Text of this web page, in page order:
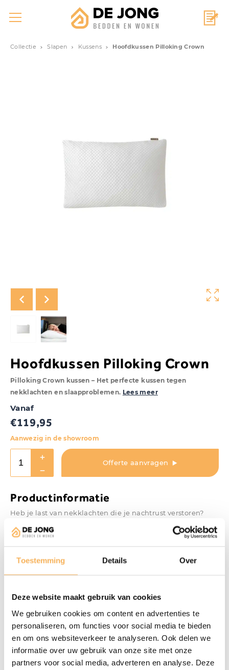
Toestemming Details Over
Deze website maakt gebruik van cookies
We gebruiken cookies om content en advertenties te
personaliseren, om functies voor social media te bieden
en om ons websiteverkeer te analyseren. Ook delen we
informatie over uw gebruik van onze site met onze
partners voor social media, adverteren en analyse. Deze
Collectie Slapen Kussens Hoofdkussen Pilloking Crown
Hoofdkussen Pilloking Crown
Pilloking Crown kussen – Het perfecte kussen tegen
nekklachten en slaapproblemen. Lees meer
Vanaf
€119,95
Aanwezig in de showroom
Offerte aanvragen
Productinformatie
Heb je last van nekklachten die je nachtrust verstoren?
Ben je iemand die maar niet in slaap kan vallen en
urenlang blijft draaien? Of heb je al talloze kussens
ondersteuning? Het is tijd om het anders aan te pakken.
ontwikkeld voor de slaper die op zoek is naar de juiste